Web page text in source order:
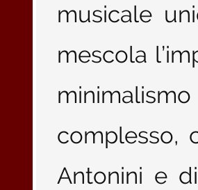
musicale
mescola
complesso,
Antonini e